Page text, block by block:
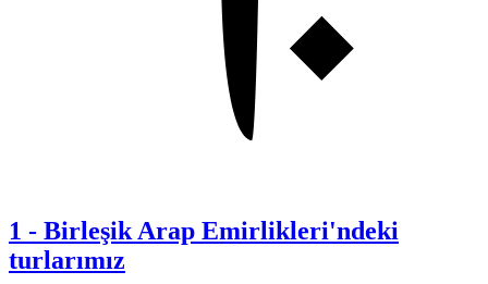
1 - Birleşik Arap Emirlikleri'ndeki
turlarımız